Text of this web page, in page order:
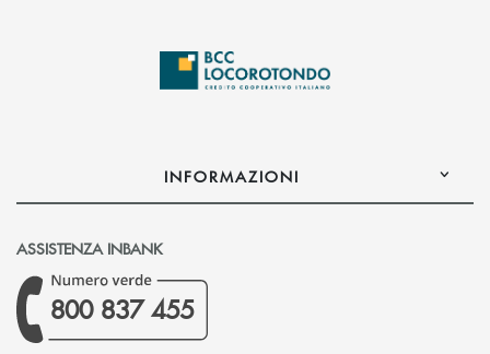
INFORMAZIONI
ASSISTENZA INBANK
800 837 455